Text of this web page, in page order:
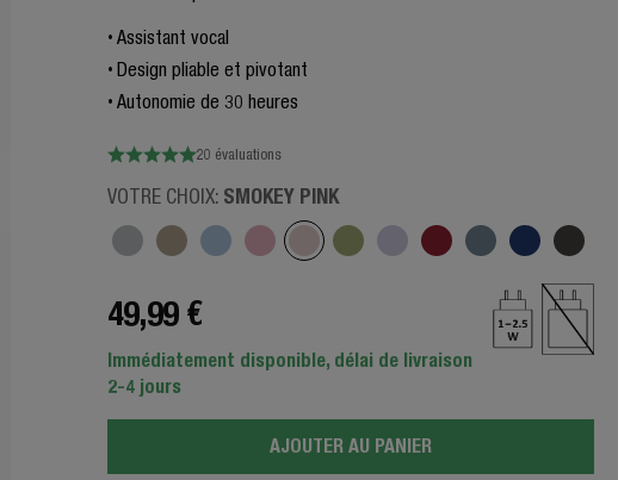
Assistant vocal
Design pliable et pivotant
Autonomie de 30 heures
20 évaluations
VOTRE CHOIX: SMOKEY PINK
49,99 €
Immédiatement disponible, délai de livraison
2-4 jours
AJOUTER AU PANIER